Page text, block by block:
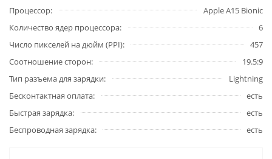
Процессор
Apple A15 Bionic
Количество ядер процессора
6
Число пикселей на дюйм (PPI)
457
Соотношение сторон
19.5:9
Тип разъема для зарядки
Lightning
Бесконтактная оплата
есть
Быстрая зарядка
есть
Беспроводная зарядка
есть